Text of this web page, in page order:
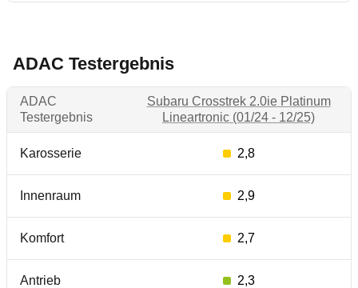
ADAC Testergebnis
ADAC
Testergebnis
Subaru Crosstrek 2.0ie Platinum
Lineartronic (01/24 - 12/25)
Karosserie 2,8
Innenraum 2,9
Komfort 2,7
Antrieb 2,3